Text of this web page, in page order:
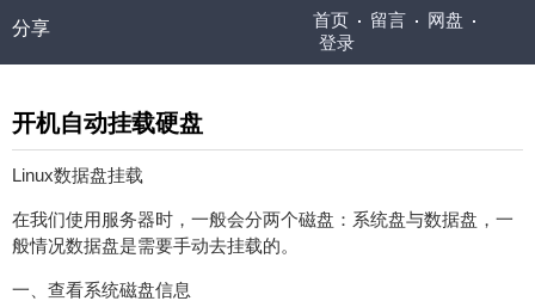
分享 首页 留言
网盘
登录
开机自动挂载硬盘
Linux数据盘挂载
在我们使用服务器时，一般会分两个磁盘：系统盘与数据盘，一
般情况数据盘是需要手动去挂载的。
一、查看系统磁盘信息